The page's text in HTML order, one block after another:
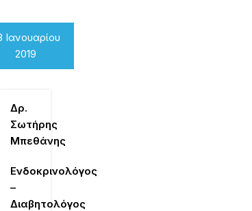
Ιανουαρίου
2019
Δρ.
Σωτήρης
Μπεθάνης
Ενδοκρινολόγος
–
Διαβητολόγος